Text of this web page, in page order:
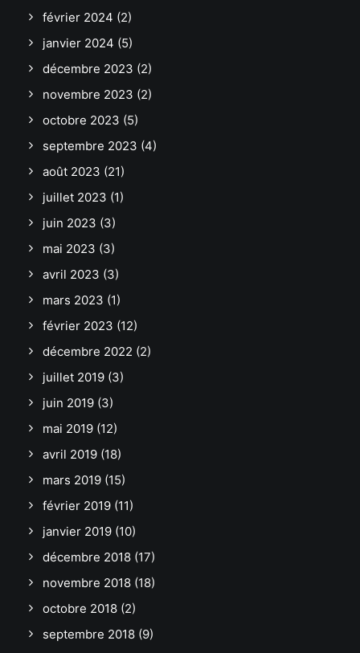
février 2024 (2)
janvier 2024 (5)
décembre 2023 (2)
novembre 2023 (2)
octobre 2023 (5)
septembre 2023 (4)
août 2023 (21)
juillet 2023 (1)
juin 2023 (3)
mai 2023 (3)
avril 2023 (3)
mars 2023 (1)
février 2023 (12)
décembre 2022 (2)
juillet 2019 (3)
juin 2019 (3)
mai 2019 (12)
avril 2019 (18)
mars 2019 (15)
février 2019 (11)
janvier 2019 (10)
décembre 2018 (17)
novembre 2018 (18)
octobre 2018 (2)
septembre 2018 (9)